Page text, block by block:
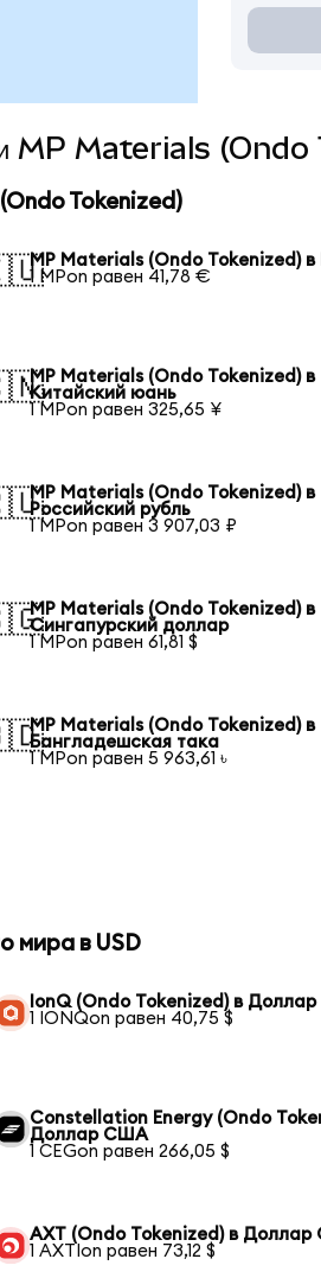
MP Materials
Tokenized)
MP Materials (Ondo Tokenized) в
1 MPon равен 41,78 €
MP Materials (Ondo Tokenized) в
Китайский юань
1 MPon равен 325,65 ¥
MP Materials (Ondo Tokenized) в
Российский рубль
1 MPon равен 3 907,03 ₽
MP Materials (Ondo Tokenized) в
Сингапурский доллар
1 MPon равен 61,81 $
MP Materials (Ondo Tokenized) в
Бангладешская така
1 MPon равен 5 963,61 ৳
мира в USD
IonQ (Ondo Tokenized) в
1 IONQon равен 40,75 $
Constellation Energy (Ondo
Доллар США
1 CEGon равен 266,05 $
AXT (Ondo Tokenized) в
1 AXTIon равен 73,12 $